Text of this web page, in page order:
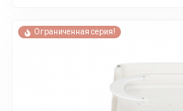
Ограниченная серия!